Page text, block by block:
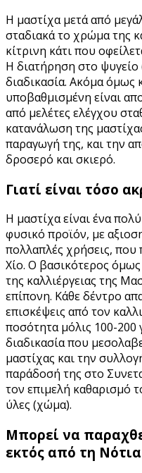
Η μαστίχα μετά από
σταδιακά το χρώμα της
κίτρινη κάτι που
Η διατήρηση στο ψυγείο
διαδικασία. Ακόμα όμως
υποβαθμισμένη είναι
από μελέτες ελέγχου
κατανάλωση της
παραγωγή της, και την
δροσερό και σκιερό.
Γιατί είναι τόσο
Η μαστίχα είναι ένα
φυσικό προϊόν, με
πολλαπλές χρήσεις, που
Χίο. Ο βασικότερος όμως
της καλλιέργειας της
επίπονη. Κάθε δέντρο
επισκέψεις από τον
ποσότητα μόλις 100-200
διαδικασία που
μαστίχας και την
παράδοσή της στο
τον επιμελή καθαρισμό
ύλες (χώμα).
Μπορεί να
εκτός από τη Νότια